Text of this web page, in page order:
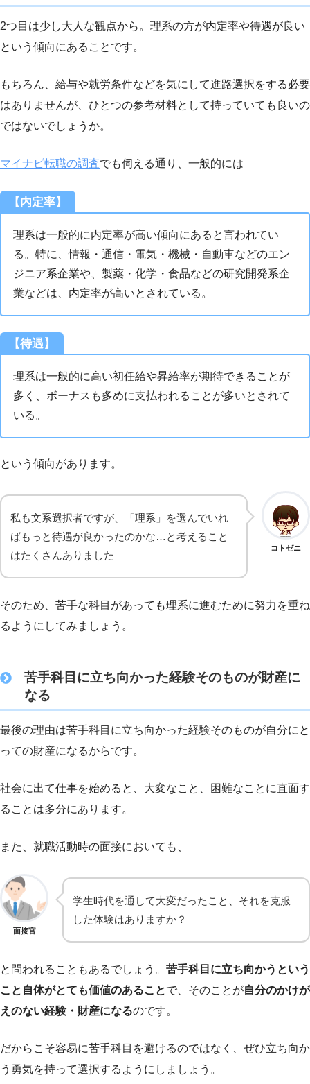
2つ目は少し大人な観点から。理系の方が内定率や待遇が良い
という傾向にあることです。
もちろん、給与や就労条件などを気にして進路選択をする必要
はありませんが、ひとつの参考材料として持っていても良いの
ではないでしょうか。
マイナビ転職の調査でも伺える通り、一般的には
【内定率】
理系は一般的に内定率が高い傾向にあると言われてい
る。特に、情報・通信・電気・機械・自動車などのエン
ジニア系企業や、製薬・化学・食品などの研究開発系企
業などは、内定率が高いとされている。
【待遇】
理系は一般的に高い初任給や昇給率が期待できることが
多く、ボーナスも多めに支払われることが多いとされて
いる。
という傾向があります。
コトゼニ
私も文系選択者ですが、「理系」を選んでいれ
ばもっと待遇が良かったのかな…と考えること
はたくさんありました
そのため、苦手な科目があっても理系に進むために努力を重ね
るようにしてみましょう。
苦手科目に立ち向かった経験そのものが財産に
なる
最後の理由は苦手科目に立ち向かった経験そのものが自分にと
っての財産になるからです。
社会に出て仕事を始めると、大変なこと、困難なことに直面す
ることは多分にあります。
また、就職活動時の面接においても、
面接官
学生時代を通して大変だったこと、それを克服
した体験はありますか？
と問われることもあるでしょう。 苦手科目に立ち向かうという
こと自体がとても価値のあることで、そのことが自分のかけが
えのない経験・財産になるのです。
だからこそ容易に苦手科目を避けるのではなく、ぜひ立ち向か
う勇気を持って選択するようにしましょう。